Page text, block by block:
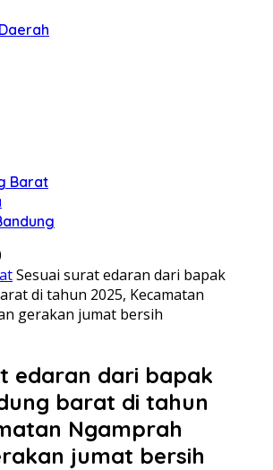
Barat
Sesuai surat edaran dari bapak
di tahun 2025, Kecamatan
gerakan jumat bersih
edaran dari bapak
barat di tahun
Ngamprah
jumat bersih